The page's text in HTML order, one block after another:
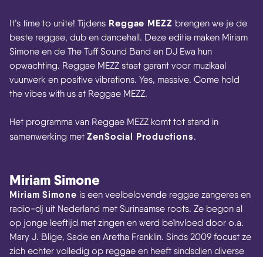
It’s time to unite! Tijdens Reggae MEZZ brengen we je de
beste reggae, dub en dancehall. Deze editie maken Miriam
Simone en de The Tuff Sound Band en DJ Ewa hun
opwachting. Reggae MEZZ staat garant voor muzikaal
vuurwerk en positive vibrations. Yes, massive. Come hold
the vibes with us at Reggae MEZZ.
Het programma van Reggae MEZZ komt tot stand in
samenwerking met ZenSocial Productions.
Miriam Simone
Miriam Simone is een veelbelovende reggae zangeres en
radio-dj uit Nederland met Surinaamse roots. Ze begon al
op jonge leeftijd met zingen en werd beïnvloed door o.a.
Mary J. Blige, Sade en Aretha Franklin. Sinds 2009 focust ze
zich echter volledig op reggae en heeft sindsdien diverse